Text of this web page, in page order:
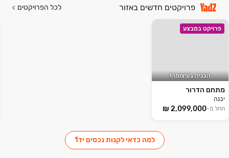
פרויקטים חדשים באזור לכל הפרויקטים
פרויקט במבצע
הבניה בעיצומה!
מתחם הדרור
יבנה
החל מ-
למה כדאי לקנות נכסים יד1